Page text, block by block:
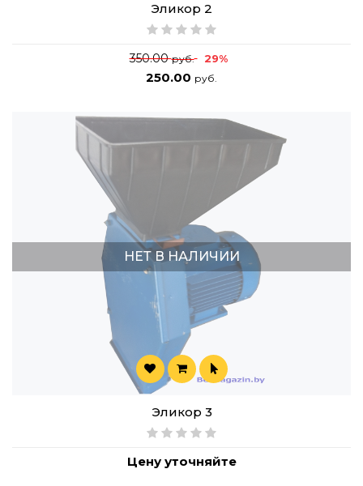
Эликор 2
350.00руб. 29%
250.00 руб.
НЕТ В НАЛИЧИИ
Эликор 3
Цену уточняйте